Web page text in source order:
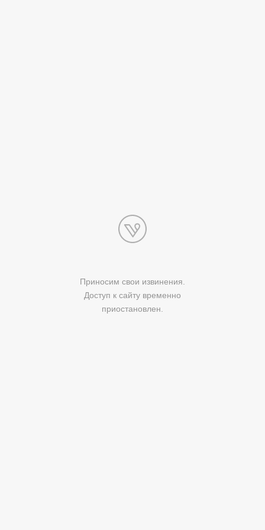
Приносим свои извинения.
Доступ к сайту временно
приостановлен.